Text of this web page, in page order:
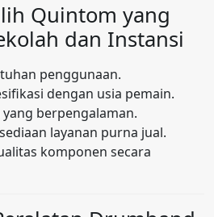
Quintom yang
dan Instansi
penggunaan.
dengan usia pemain.
berpengalaman.
layanan purna jual.
komponen secara